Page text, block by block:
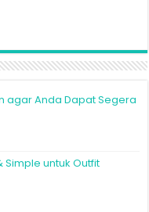
agar Anda Dapat Segera
Simple untuk Outfit